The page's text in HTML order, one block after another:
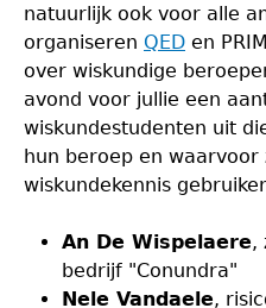
natuurlijk ook voor alle
organiseren QED en
over wiskundige
avond voor jullie een
wiskundestudenten uit
hun beroep en waarvoor
wiskundekennis
An De Wispelaere,
bedrijf "Conundra"
Nele Vandaele,